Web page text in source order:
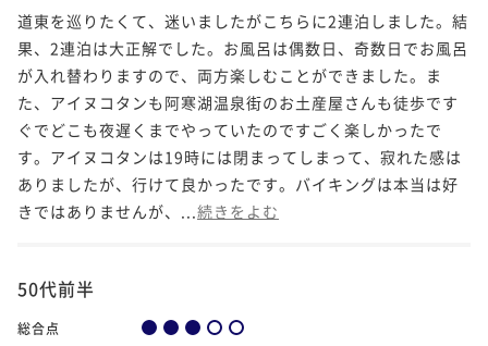
道東を巡りたくて、迷いましたがこちらに2連泊しました。結
果、2連泊は大正解でした。お風呂は偶数日、奇数日でお風呂
が入れ替わりますので、両方楽しむことができました。ま
た、アイヌコタンも阿寒湖温泉街のお土産屋さんも徒歩です
ぐでどこも夜遅くまでやっていたのですごく楽しかったで
す。アイヌコタンは19時には閉まってしまって、寂れた感は
ありましたが、行けて良かったです。バイキングは本当は好
きではありませんが、... 続きをよむ
50代前半
総合点